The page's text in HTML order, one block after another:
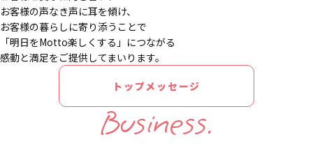
お客様の声なき声に耳を傾け、
お客様の暮らしに寄り添うことで
「明日をMotto楽しくする」につながる
感動と満足をご提供してまいります。
トップメッセージ
Business.